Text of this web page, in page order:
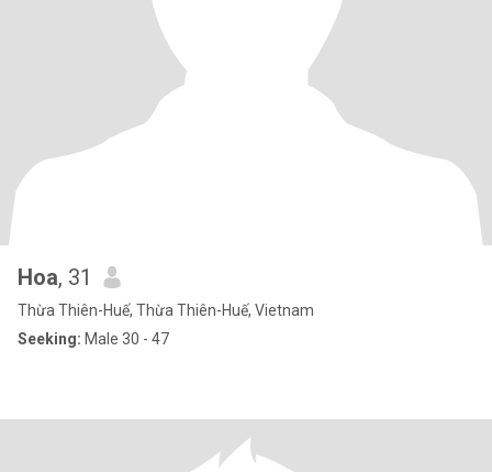
Hoa, 31
Thừa Thiên-Huế, Thừa Thiên-Huế, Vietnam
Seeking: Male 30 - 47